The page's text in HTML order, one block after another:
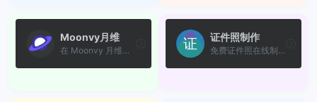
Moonvy月维
在 Moonvy 月维上在线管理并...
证件照制作
免费证件照在线制作及换底色工具